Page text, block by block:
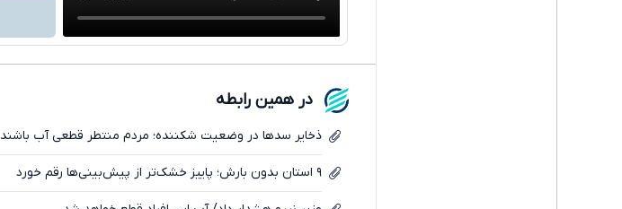
در همین رابطه
ذخایر سدها در وضعیت شکننده؛ مردم منتطر قطعی آب باشند
۹ استان بدون بارش؛ پاییز خشک‌تر از پیش‌بینی‌ها رقم خورد